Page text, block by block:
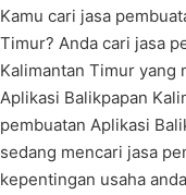
Kamu cari jasa
Timur? Anda cari jasa
Kalimantan Timur yang
Aplikasi Balikpapan
pembuatan Aplikasi
sedang mencari jasa
kepentingan usaha